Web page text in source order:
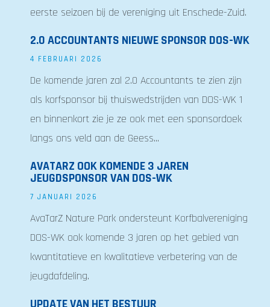
eerste seizoen bij de vereniging uit Enschede-Zuid.
2.0 ACCOUNTANTS NIEUWE SPONSOR DOS-WK
4 FEBRUARI 2026
De komende jaren zal 2.0 Accountants te zien zijn
als korfsponsor bij thuiswedstrijden van DOS-WK 1
en binnenkort zie je ze ook met een sponsordoek
langs ons veld aan de Geess...
AVATARZ OOK KOMENDE 3 JAREN
JEUGDSPONSOR VAN DOS-WK
7 JANUARI 2026
AvaTarZ Nature Park ondersteunt Korfbalvereniging
DOS-WK ook komende 3 jaren op het gebied van
kwantitatieve en kwalitatieve verbetering van de
jeugdafdeling.